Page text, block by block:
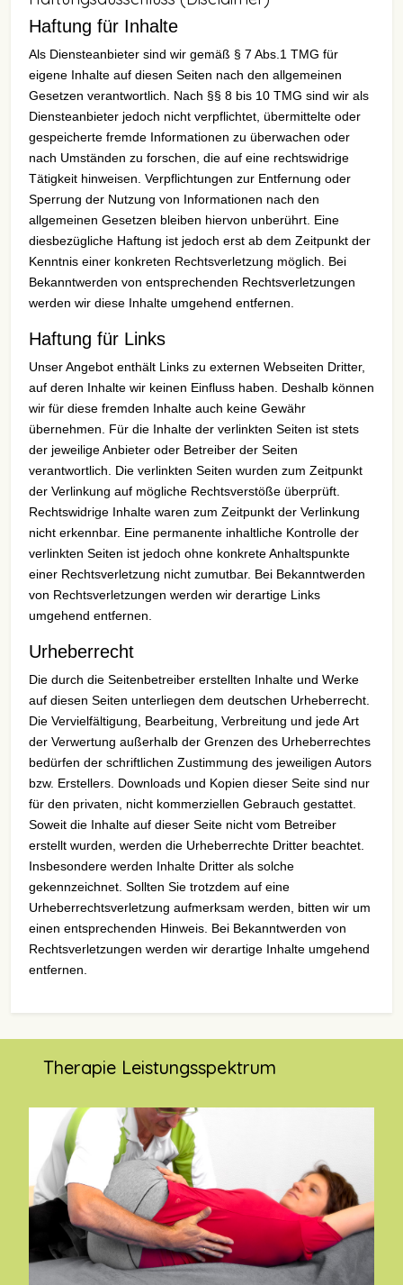
Haftung für Inhalte
Als Diensteanbieter sind wir gemäß § 7 Abs.1 TMG für
eigene Inhalte auf diesen Seiten nach den allgemeinen
Gesetzen verantwortlich. Nach §§ 8 bis 10 TMG sind wir als
Diensteanbieter jedoch nicht verpflichtet, übermittelte oder
gespeicherte fremde Informationen zu überwachen oder
nach Umständen zu forschen, die auf eine rechtswidrige
Tätigkeit hinweisen. Verpflichtungen zur Entfernung oder
Sperrung der Nutzung von Informationen nach den
allgemeinen Gesetzen bleiben hiervon unberührt. Eine
diesbezügliche Haftung ist jedoch erst ab dem Zeitpunkt der
Kenntnis einer konkreten Rechtsverletzung möglich. Bei
Bekanntwerden von entsprechenden Rechtsverletzungen
werden wir diese Inhalte umgehend entfernen.
Haftung für Links
Unser Angebot enthält Links zu externen Webseiten Dritter,
auf deren Inhalte wir keinen Einfluss haben. Deshalb können
wir für diese fremden Inhalte auch keine Gewähr
übernehmen. Für die Inhalte der verlinkten Seiten ist stets
der jeweilige Anbieter oder Betreiber der Seiten
verantwortlich. Die verlinkten Seiten wurden zum Zeitpunkt
der Verlinkung auf mögliche Rechtsverstöße überprüft.
Rechtswidrige Inhalte waren zum Zeitpunkt der Verlinkung
nicht erkennbar. Eine permanente inhaltliche Kontrolle der
verlinkten Seiten ist jedoch ohne konkrete Anhaltspunkte
einer Rechtsverletzung nicht zumutbar. Bei Bekanntwerden
von Rechtsverletzungen werden wir derartige Links
umgehend entfernen.
Urheberrecht
Die durch die Seitenbetreiber erstellten Inhalte und Werke
auf diesen Seiten unterliegen dem deutschen Urheberrecht.
Die Vervielfältigung, Bearbeitung, Verbreitung und jede Art
der Verwertung außerhalb der Grenzen des Urheberrechtes
bedürfen der schriftlichen Zustimmung des jeweiligen Autors
bzw. Erstellers. Downloads und Kopien dieser Seite sind nur
für den privaten, nicht kommerziellen Gebrauch gestattet.
Soweit die Inhalte auf dieser Seite nicht vom Betreiber
erstellt wurden, werden die Urheberrechte Dritter beachtet.
Insbesondere werden Inhalte Dritter als solche
gekennzeichnet. Sollten Sie trotzdem auf eine
Urheberrechtsverletzung aufmerksam werden, bitten wir um
einen entsprechenden Hinweis. Bei Bekanntwerden von
Rechtsverletzungen werden wir derartige Inhalte umgehend
entfernen.
Therapie Leistungsspektrum